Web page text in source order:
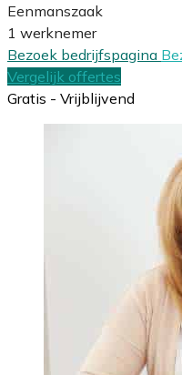
Eenmanszaak
1 werknemer
Bezoek bedrijfspagina
Vergelijk offertes
Gratis - Vrijblijvend